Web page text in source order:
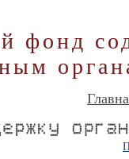
фонд